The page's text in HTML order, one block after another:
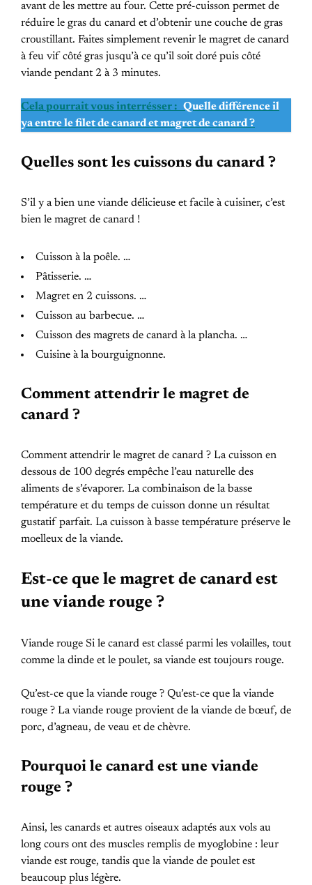
avant de les mettre au four. Cette pré-cuisson permet de
réduire le gras du canard et d’obtenir une couche de gras
croustillant. Faites simplement revenir le magret de canard
à feu vif côté gras jusqu’à ce qu’il soit doré puis côté
viande pendant 2 à 3 minutes.
Cela pourrait vous interrésser : Quelle différence il
ya entre le filet de canard et magret de canard ?
Quelles sont les cuissons du canard ?
S’il y a bien une viande délicieuse et facile à cuisiner, c’est
bien le magret de canard !
Cuisson à la poêle. …
Pâtisserie. …
Magret en 2 cuissons. …
Cuisson au barbecue. …
Cuisson des magrets de canard à la plancha. …
Cuisine à la bourguignonne.
Comment attendrir le magret de
canard ?
Comment attendrir le magret de canard ? La cuisson en
dessous de 100 degrés empêche l’eau naturelle des
aliments de s’évaporer. La combinaison de la basse
température et du temps de cuisson donne un résultat
gustatif parfait. La cuisson à basse température préserve le
moelleux de la viande.
Est-ce que le magret de canard est
une viande rouge ?
Viande rouge Si le canard est classé parmi les volailles, tout
comme la dinde et le poulet, sa viande est toujours rouge.
Qu’est-ce que la viande rouge ? Qu’est-ce que la viande
rouge ? La viande rouge provient de la viande de bœuf, de
porc, d’agneau, de veau et de chèvre.
Pourquoi le canard est une viande
rouge ?
Ainsi, les canards et autres oiseaux adaptés aux vols au
long cours ont des muscles remplis de myoglobine : leur
viande est rouge, tandis que la viande de poulet est
beaucoup plus légère.